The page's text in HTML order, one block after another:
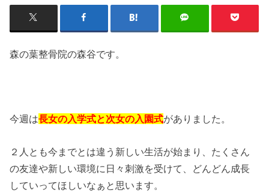
森の葉整骨院の森谷です。
今週は長女の入学式と次女の入園式がありました。
２人とも今までとは違う新しい生活が始まり、たくさん
の友達や新しい環境に日々刺激を受けて、どんどん成長
していってほしいなぁと思います。